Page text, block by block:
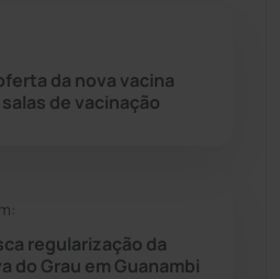
da nova vacina
de vacinação
regularização da
do Grau em Guanambi